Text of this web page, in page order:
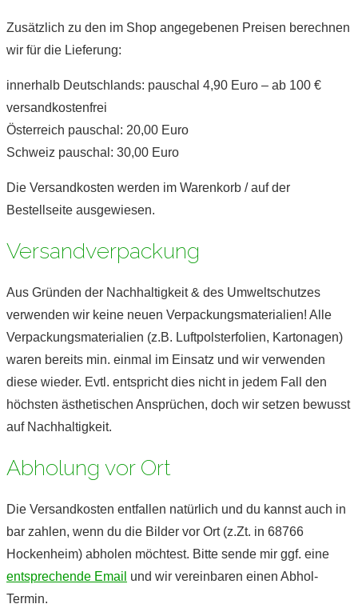
Zusätzlich zu den im Shop angegebenen Preisen berechnen
wir für die Lieferung:
innerhalb Deutschlands: pauschal 4,90 Euro – ab 100 €
versandkostenfrei
Österreich pauschal: 20,00 Euro
Schweiz pauschal: 30,00 Euro
Die Versandkosten werden im Warenkorb / auf der
Bestellseite ausgewiesen.
Versandverpackung
Aus Gründen der Nachhaltigkeit & des Umweltschutzes
verwenden wir keine neuen Verpackungsmaterialien! Alle
Verpackungsmaterialien (z.B. Luftpolsterfolien, Kartonagen)
waren bereits min. einmal im Einsatz und wir verwenden
diese wieder. Evtl. entspricht dies nicht in jedem Fall den
höchsten ästhetischen Ansprüchen, doch wir setzen bewusst
auf Nachhaltigkeit.
Abholung vor Ort
Die Versandkosten entfallen natürlich und du kannst auch in
bar zahlen, wenn du die Bilder vor Ort (z.Zt. in 68766
Hockenheim) abholen möchtest. Bitte sende mir ggf. eine
entsprechende Email und wir vereinbaren einen Abhol-
Termin.